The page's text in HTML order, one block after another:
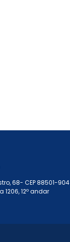
68- CEP 88501-904
1206, 12º andar